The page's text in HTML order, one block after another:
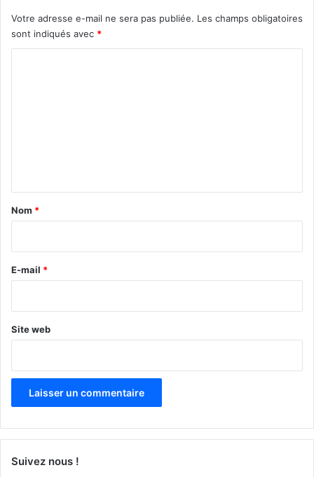
Votre adresse e-mail ne sera pas publiée. Les champs obligatoires
sont indiqués avec *
a
e
Nom *
E-mail *
Site web
Suivez nous !